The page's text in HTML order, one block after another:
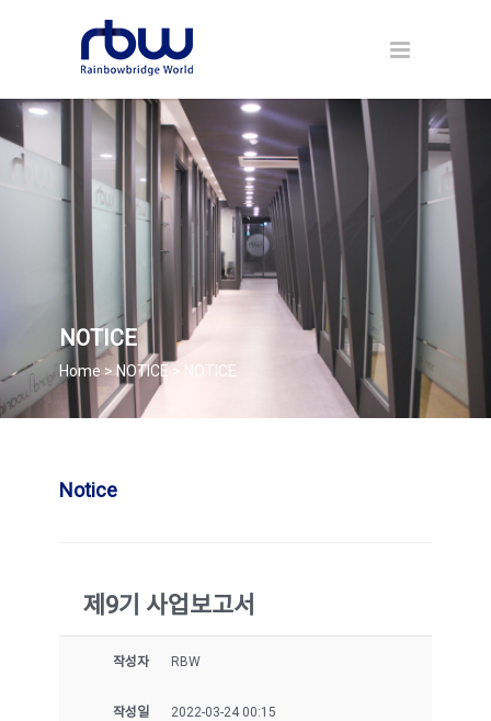
NOTICE
Home > NOTICE > NOTICE
Notice
제9기 사업보고서
작성자 RBW
작성일 2022-03-24 00:15